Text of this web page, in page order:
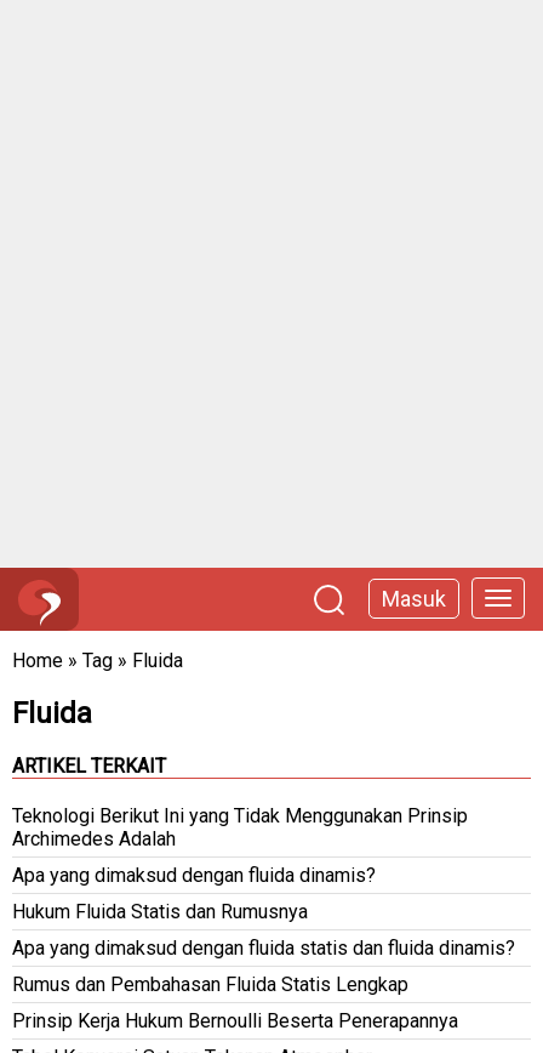
Masuk
Home » Tag » Fluida
Fluida
ARTIKEL TERKAIT
Teknologi Berikut Ini yang Tidak Menggunakan Prinsip
Archimedes Adalah
Apa yang dimaksud dengan fluida dinamis?
Hukum Fluida Statis dan Rumusnya
Apa yang dimaksud dengan fluida statis dan fluida dinamis?
Rumus dan Pembahasan Fluida Statis Lengkap
Prinsip Kerja Hukum Bernoulli Beserta Penerapannya